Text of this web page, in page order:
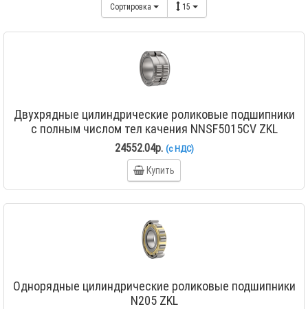
Сортировка 15
Двухрядные цилиндрические роликовые подшипники
с полным числом тел качения NNSF5015CV ZKL
24552.04р. (с НДС)
Купить
Однорядные цилиндрические роликовые подшипники
N205 ZKL